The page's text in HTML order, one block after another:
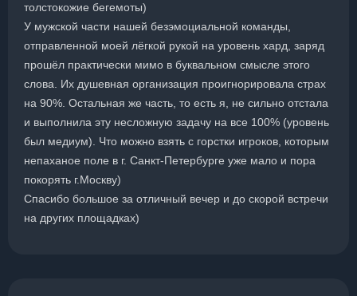
толстокожие бегемоты)
У мужской части нашей безэмоциальной команды,
отправленной моей лёгкой рукой на уровень хард, заряд
прошёл практически мимо в буквальном смысле этого
слова. Их душевная организация проигнорировала страх
на 90%. Остальная же часть, то есть я, не сильно отстала
и выполнила эту несложную задачу на все 100% (уровень
был медиум). Что можно взять с горстки игроков, которым
непаханое поле в г. Санкт-Петербурге уже мало и пора
покорять г.Москву)
Спасибо большое за отличный вечер и до скорой встречи
на других площадках)